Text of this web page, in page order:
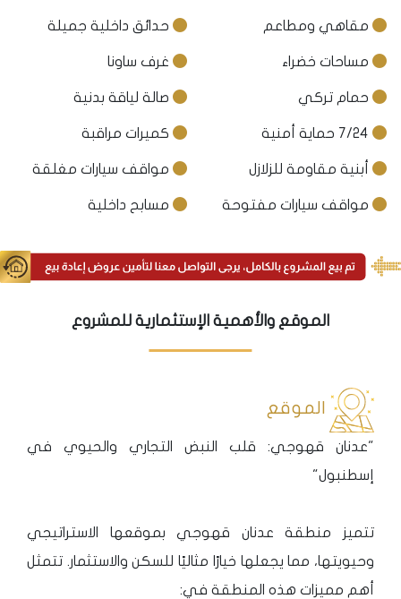
مقاهي ومطاعم حدائق داخلية جميلة
مساحات خضراء غرف ساونا
حمام تركي صالة لياقة بدنية
كميرات مراقبة
أبنية مقاومة للزلازل مواقف سيارات مغلقة
مواقف سيارات مفتوحة مسابح داخلية
الموقع والأهمية الإستثمارية للمشروع
الموقع
"عدنان قهوجي: قلب النبض التجاري والحيوي في
إسطنبول"
تتميز منطقة عدنان قهوجي بموقعها الاستراتيجي
وحيويتها، مما يجعلها خيارًا مثاليًا للسكن والاستثمار. تتمثل
أهم مميزات هذه المنطقة في: